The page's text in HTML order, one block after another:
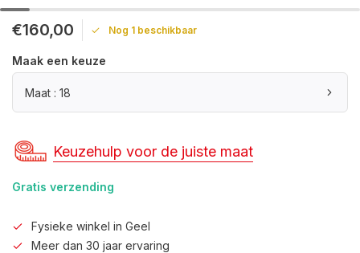
€160,00 Nog 1 beschikbaar
Maak een keuze
Maat : 18
Keuzehulp voor de juiste maat
Gratis verzending
Fysieke winkel in Geel
Meer dan 30 jaar ervaring